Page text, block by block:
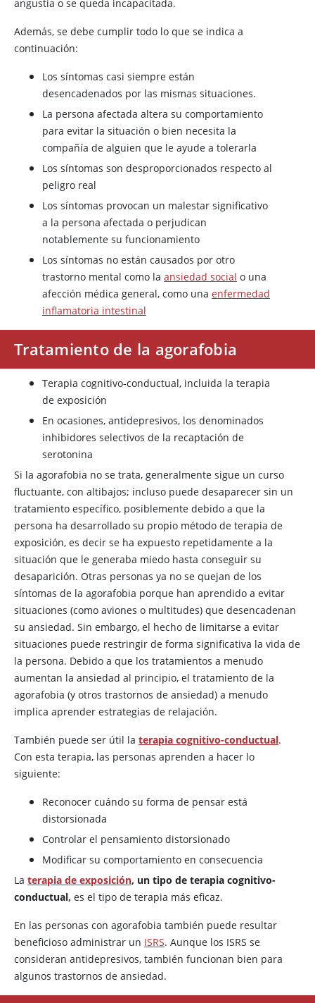
angustia o se queda incapacitada.
Además, se debe cumplir todo lo que se indica a
continuación:
Los síntomas casi siempre están
desencadenados por las mismas situaciones.
La persona afectada altera su comportamiento
para evitar la situación o bien necesita la
compañía de alguien que le ayude a tolerarla
Los síntomas son desproporcionados respecto al
peligro real
Los síntomas provocan un malestar significativo
a la persona afectada o perjudican
notablemente su funcionamiento
Los síntomas no están causados por otro
trastorno mental como la ansiedad social o una
afección médica general, como una enfermedad
inflamatoria intestinal
Tratamiento de la agorafobia
Terapia cognitivo-conductual, incluida la terapia
de exposición
En ocasiones, antidepresivos, los denominados
inhibidores selectivos de la recaptación de
serotonina
Si la agorafobia no se trata, generalmente sigue un curso
fluctuante, con altibajos; incluso puede desaparecer sin un
tratamiento específico, posiblemente debido a que la
persona ha desarrollado su propio método de terapia de
exposición, es decir se ha expuesto repetidamente a la
situación que le generaba miedo hasta conseguir su
desaparición. Otras personas ya no se quejan de los
síntomas de la agorafobia porque han aprendido a evitar
situaciones (como aviones o multitudes) que desencadenan
su ansiedad. Sin embargo, el hecho de limitarse a evitar
situaciones puede restringir de forma significativa la vida de
la persona. Debido a que los tratamientos a menudo
aumentan la ansiedad al principio, el tratamiento de la
agorafobia (y otros trastornos de ansiedad) a menudo
implica aprender estrategias de relajación.
También puede ser útil la terapia cognitivo-conductual.
Con esta terapia, las personas aprenden a hacer lo
siguiente:
Reconocer cuándo su forma de pensar está
distorsionada
Controlar el pensamiento distorsionado
Modificar su comportamiento en consecuencia
La terapia de exposición, un tipo de terapia cognitivo-
conductual, es el tipo de terapia más eficaz.
En las personas con agorafobia también puede resultar
beneficioso administrar un ISRS. Aunque los ISRS se
consideran antidepresivos, también funcionan bien para
algunos trastornos de ansiedad.